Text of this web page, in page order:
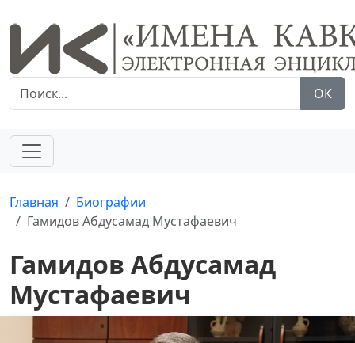
ОК
Главная
Биографии
Гамидов Абдусамад Мустафаевич
Гамидов Абдусамад
Мустафаевич